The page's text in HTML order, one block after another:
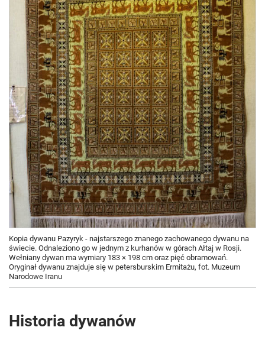
Kopia dywanu Pazyryk - najstarszego znanego zachowanego dywanu na
świecie. Odnaleziono go w jednym z kurhanów w górach Ałtaj w Rosji.
Wełniany dywan ma wymiary 183 × 198 cm oraz pięć obramowań.
Oryginał dywanu znajduje się w petersburskim Ermitażu, fot. Muzeum
Narodowe Iranu
Historia dywanów